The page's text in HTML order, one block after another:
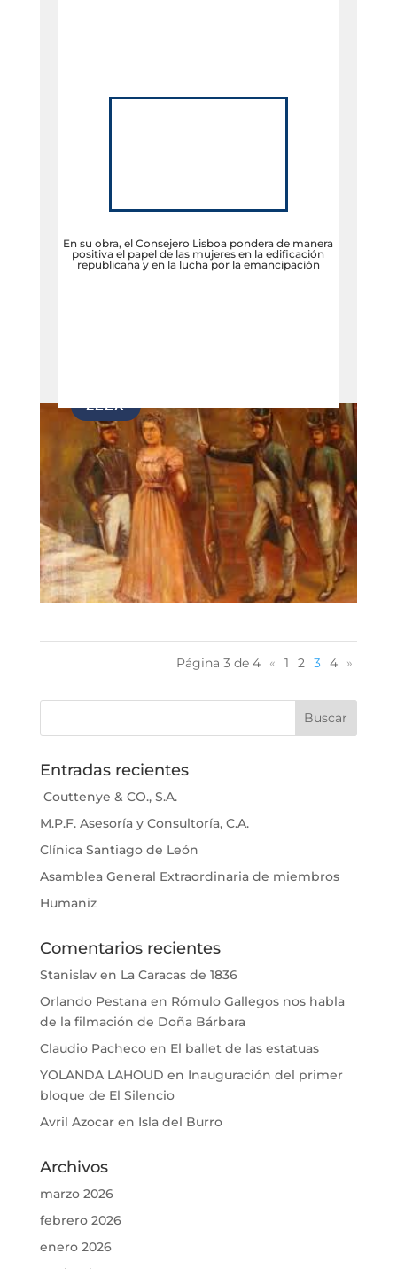
En su obra, el Consejero Lisboa pondera de manera
positiva el papel de las mujeres en la edificación
republicana y en la lucha por la emancipación
Página 3 de 4 « 1 2 3 4 »
Entradas recientes
Couttenye & CO., S.A.
M.P.F. Asesoría y Consultoría, C.A.
Clínica Santiago de León
Asamblea General Extraordinaria de miembros
Humaniz
Comentarios recientes
Stanislaven La Caracas de 1836
Orlando Pestanaen Rómulo Gallegos nos habla
de la filmación de Doña Bárbara
Claudio Pachecoen El ballet de las estatuas
YOLANDA LAHOUD en Inauguración del primer
bloque de El Silencio
Avril Azocaren Isla del Burro
Archivos
marzo 2026
febrero 2026
enero 2026